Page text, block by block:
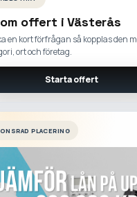
om offert iVästerås
en kort förfrågan så kopplas den
ort och företag.
Starta offert
PLACERING